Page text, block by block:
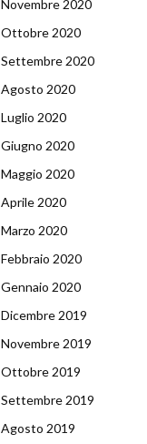
Novembre 2020
Ottobre 2020
Settembre 2020
Agosto 2020
Luglio 2020
Giugno 2020
Maggio 2020
Aprile 2020
Marzo 2020
Febbraio 2020
Gennaio 2020
Dicembre 2019
Novembre 2019
Ottobre 2019
Settembre 2019
Agosto 2019